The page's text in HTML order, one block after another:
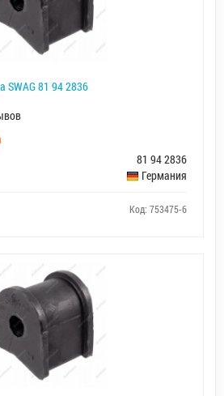
SWAG 81 94 2836
81 94 2836
Германия
Код: 753475-6